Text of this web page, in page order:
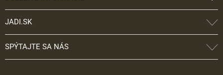
JADI.SK
SPÝTAJTE SA NÁS